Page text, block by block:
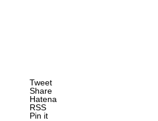
Tweet
Share
Hatena
RSS
Pin it